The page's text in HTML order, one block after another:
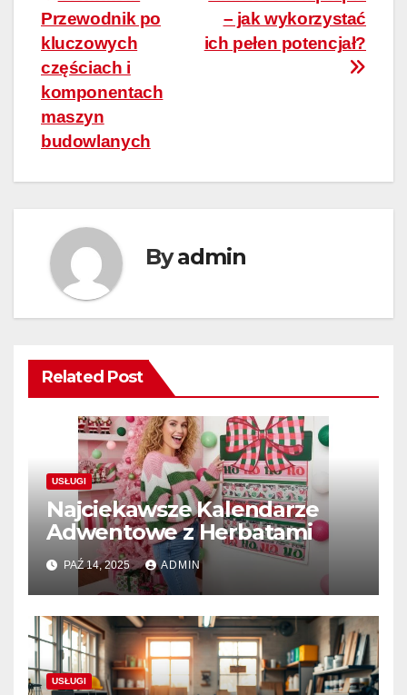
wpisu
– jak wykorzystać
ich pełen potencjał?
Przewodnik po
kluczowych
częściach i
komponentach
maszyn
budowlanych
Byadmin
Related Post
USŁUGI
Najciekawsze Kalendarze
Adwentowe z Herbatami
PAŹ 14, 2025 ADMIN
USŁUGI